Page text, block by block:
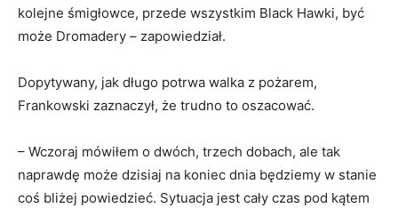
kolejne śmigłowce, przede wszystkim Black Hawki, być
może Dromadery – zapowiedział.
Dopytywany, jak długo potrwa walka z pożarem,
Frankowski zaznaczył, że trudno to oszacować.
– Wczoraj mówiłem o dwóch, trzech dobach, ale tak
naprawdę może dzisiaj na koniec dnia będziemy w stanie
coś bliżej powiedzieć. Sytuacja jest cały czas pod kątem